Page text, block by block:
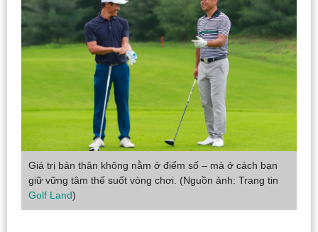
Giá trị bản thân không nằm ở điểm số – mà ở cách bạn
giữ vững tâm thế suốt vòng chơi. (Nguồn ảnh: Trang tin
Golf Land)